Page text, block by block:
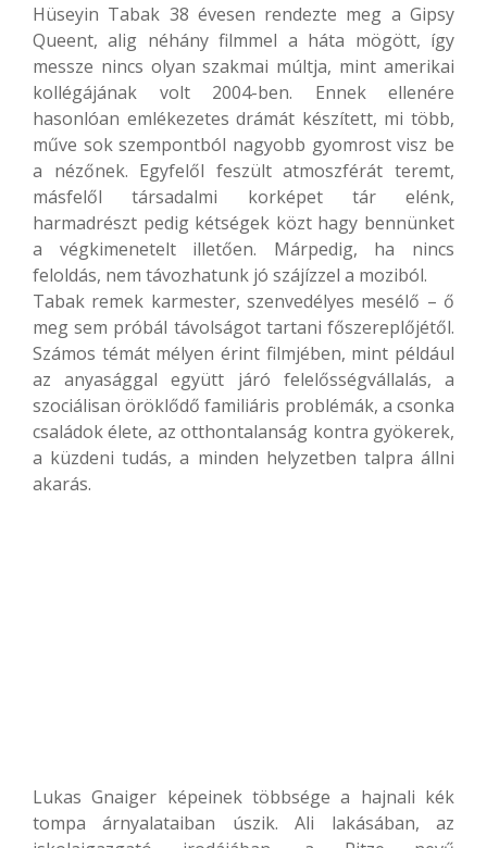
Hüseyin Tabak 38 évesen rendezte meg a Gipsy
Queent, alig néhány filmmel a háta mögött, így
messze nincs olyan szakmai múltja, mint amerikai
kollégájának volt 2004-ben. Ennek ellenére
hasonlóan emlékezetes drámát készített, mi több,
műve sok szempontból nagyobb gyomrost visz be
a nézőnek. Egyfelől feszült atmoszférát teremt,
másfelől társadalmi korképet tár elénk,
harmadrészt pedig kétségek közt hagy bennünket
a végkimenetelt illetően. Márpedig, ha nincs
feloldás, nem távozhatunk jó szájízzel a moziból.
Tabak remek karmester, szenvedélyes mesélő – ő
meg sem próbál távolságot tartani főszereplőjétől.
Számos témát mélyen érint filmjében, mint például
az anyasággal együtt járó felelősségvállalás, a
szociálisan öröklődő familiáris problémák, a csonka
családok élete, az otthontalanság kontra gyökerek,
a küzdeni tudás, a minden helyzetben talpra állni
akarás.
Lukas Gnaiger képeinek többsége a hajnali kék
tompa árnyalataiban úszik. Ali lakásában, az